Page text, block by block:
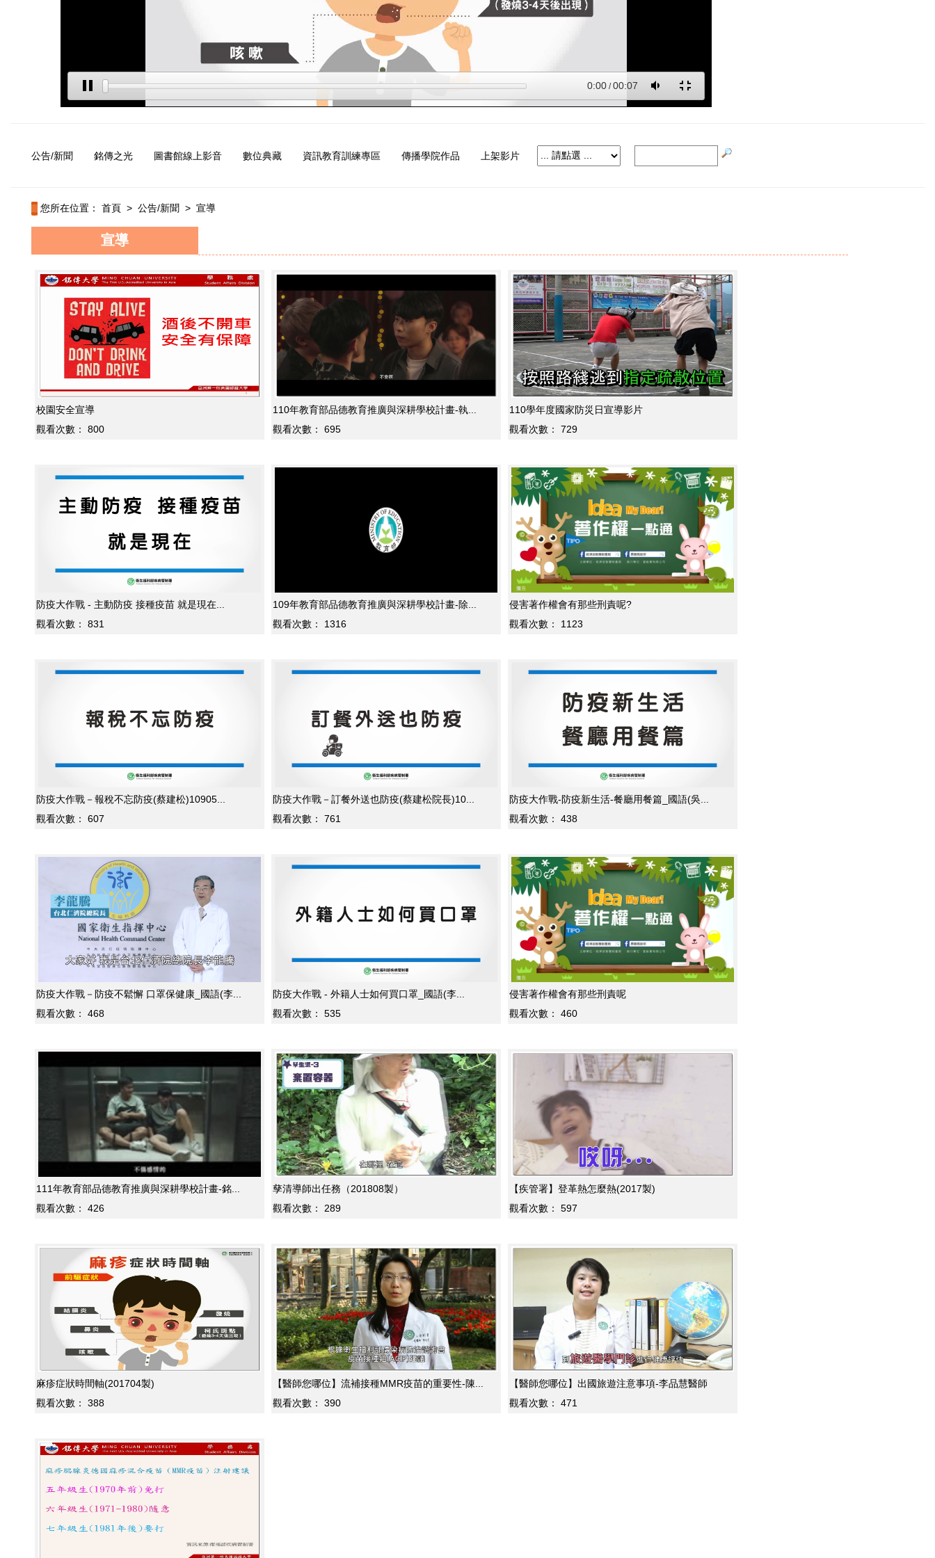
公告/新聞 銘傳之光 圖書館線上影音 數位典藏 資訊教育訓練專區 傳播學院作品 上架影片
您所在位置： 首頁 > 公告/新聞 > 宣導
宣導
校園安全宣導
觀看次數：
800
110年教育部品德教育推廣與深耕學校計畫-執...
觀看次數：
695
110學年度國家防災日宣導影片
觀看次數：
729
防疫大作戰 - 主動防疫 接種疫苗 就是現在...
觀看次數：
831
109年教育部品德教育推廣與深耕學校計畫-除...
觀看次數：
1316
侵害著作權會有那些刑責呢?
觀看次數：
1123
防疫大作戰－報稅不忘防疫(蔡建松)10905...
觀看次數：
607
防疫大作戰－訂餐外送也防疫(蔡建松院長)10...
觀看次數：
761
防疫大作戰-防疫新生活-餐廳用餐篇_國語(吳...
觀看次數：
438
防疫大作戰－防疫不鬆懈 口罩保健康_國語(李...
觀看次數：
468
防疫大作戰 - 外籍人士如何買口罩_國語(李...
觀看次數：
535
侵害著作權會有那些刑責呢
觀看次數：
460
111年教育部品德教育推廣與深耕學校計畫-銘...
觀看次數：
426
孳清導師出任務（201808製）
觀看次數：
289
【疾管署】登革熱怎麼熱(2017製)
觀看次數：
597
麻疹症狀時間軸(201704製)
觀看次數：
388
【醫師您哪位】流補接種MMR疫苗的重要性-陳...
觀看次數：
390
【醫師您哪位】出國旅遊注意事項-李品慧醫師
觀看次數：
471